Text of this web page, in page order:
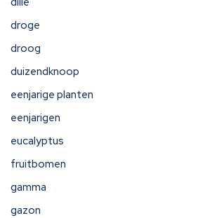
droge
droog
duizendknoop
eenjarige planten
eenjarigen
eucalyptus
fruitbomen
gamma
gazon